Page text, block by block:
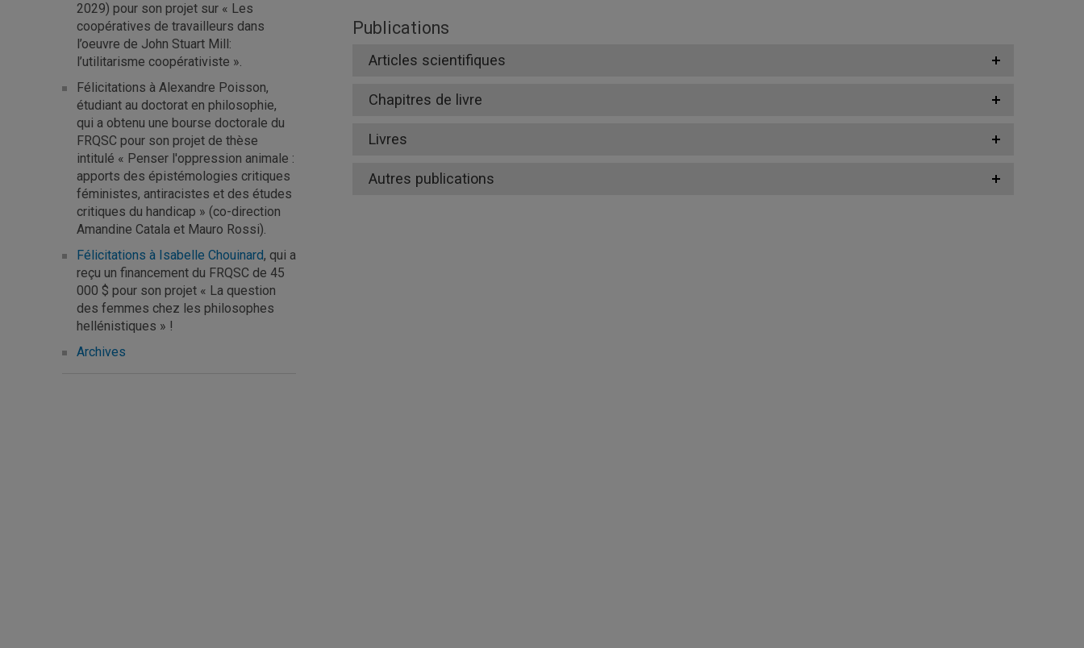
2029) pour son projet sur « Les
coopératives de travailleurs dans
l’oeuvre de John Stuart Mill:
l’utilitarisme coopérativiste ».
Félicitations à Alexandre Poisson,
étudiant au doctorat en philosophie,
qui a obtenu une bourse doctorale du
FRQSC pour son projet de thèse
intitulé « Penser l'oppression animale :
apports des épistémologies critiques
féministes, antiracistes et des études
critiques du handicap » (co-direction
Amandine Catala et Mauro Rossi).
Félicitations à Isabelle Chouinard, qui a
reçu un financement du FRQSC de 45
000 $ pour son projet « La question
des femmes chez les philosophes
hellénistiques » !
Archives
Publications
Articles scientifiques
Chapitres de livre
Livres
Autres publications